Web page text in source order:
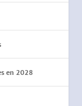
en 2028